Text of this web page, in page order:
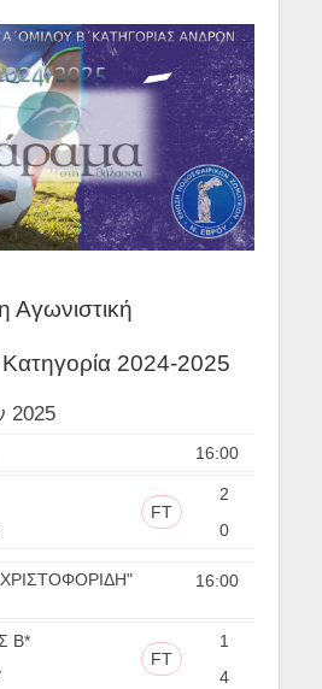
Αγωνιστική
Κατηγορία 2024-2025
2025
16:00
2
FT
0
16:00
Β*
1
FT
4